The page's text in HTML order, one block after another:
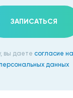
ЗАПИСАТЬСЯ
вы даете согласие
данных